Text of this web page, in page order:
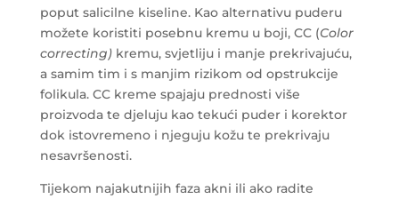
poput salicilne kiseline. Kao alternativu puderu
možete koristiti posebnu kremu u boji, CC (Color
correcting) kremu, svjetliju i manje prekrivajuću,
a samim tim i s manjim rizikom od opstrukcije
folikula. CC kreme spajaju prednosti više
proizvoda te djeluju kao tekući puder i korektor
dok istovremeno i njeguju kožu te prekrivaju
nesavršenosti.
Tijekom najakutnijih faza akni ili ako radite